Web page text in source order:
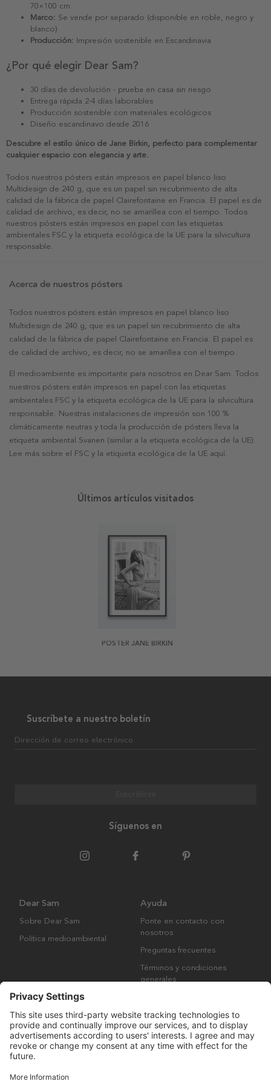
70×100 cm
Marco: Se vende por separado (disponible en roble, negro y
blanco)
Producción: Impresión sostenible en Escandinavia
¿Por qué elegir Dear Sam?
30 días de devolución - prueba en casa sin riesgo
Entrega rápida 2-4 días laborables
Producción sostenible con materiales ecológicos
Diseño escandinavo desde 2016
Descubre el estilo único de Jane Birkin, perfecto para complementar
cualquier espacio con elegancia y arte.
Todos nuestros pósters están impresos en papel blanco liso
Multidesign de 240 g, que es un papel sin recubrimiento de alta
calidad de la fábrica de papel Clairefontaine en Francia. El papel es de
calidad de archivo, es decir, no se amarillea con el tiempo. Todos
nuestros pósters están impresos en papel con las etiquetas
ambientales FSC y la etiqueta ecológica de la UE para la silvicultura
responsable.
Acerca de nuestros pósters
Todos nuestros pósters están impresos en papel blanco liso
Multidesign de 240 g, que es un papel sin recubrimiento de alta
calidad de la fábrica de papel Clairefontaine en Francia. El papel es
de calidad de archivo, es decir, no se amarillea con el tiempo.
El medioambiente es importante para nosotros en Dear Sam. Todos
nuestros pósters están impresos en papel con las etiquetas
ambientales FSC y la etiqueta ecológica de la UE para la silvicultura
responsable. Nuestras instalaciones de impresión son 100 %
climáticamente neutras y toda la producción de pósters lleva la
etiqueta ambiental Svanen (similar a la etiqueta ecológica de la UE).
Lee más sobre el FSC y la etiqueta ecológica de la UE aquí.
Últimos artículos visitados
POSTER JANE BIRKIN
Suscríbete a nuestro boletín
Dirección de correo electrónico
Síguenos en
Dear Sam
Sobre Dear Sam
Política medioambiental
Ayuda
Ponte en contacto con
nosotros
Preguntas frecuentes
Términos y condiciones
generales
Derechos de autor © Many Brands AB 2023. Todos los derechos